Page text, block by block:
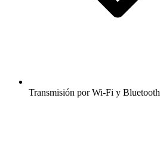
Transmisión por Wi-Fi y Bluetooth